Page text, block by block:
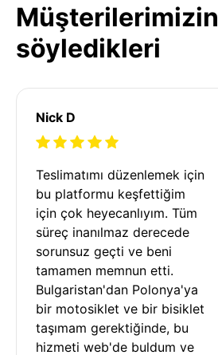
Müşterilerimizin
söyledikleri
Nick D
Teslimatımı düzenlemek için
bu platformu keşfettiğim
için çok heyecanlıyım. Tüm
süreç inanılmaz derecede
sorunsuz geçti ve beni
tamamen memnun etti.
Bulgaristan'dan Polonya'ya
bir motosiklet ve bir bisiklet
taşımam gerektiğinde, bu
hizmeti web'de buldum ve